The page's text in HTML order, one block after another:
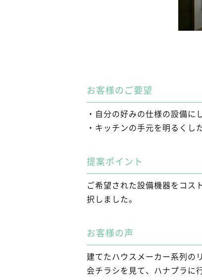
お客様のご要望
・自分の好みの仕様の設備に
・キッチンの手元を明るくし
提案ポイント
ご希望された設備機器をコス
択しました。
お客様の声
建てたハウスメーカー系列の
会チラシを見て、ハナプラに